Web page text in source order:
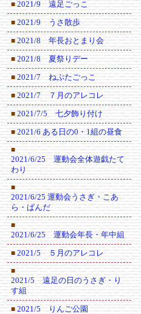
■ 2021/9 遠足ごっこ
■ 2021/9 うさ散歩
■ 2021/8 年長おとまり会
■ 2021/8 夏祭りデー
■ 2021/7 ねぷたごっこ
■ 2021/7 ７月のアレコレ
■ 2021/7/5 七夕飾り付け
■ 2021/6 ある日の0・1組の昼食
■
2021/6/25 運動会全体遊戯たて
わり
■
2021/6/25 運動会うさぎ・こあ
ら・ぱんだ
■
2021/6/25 運動会年長・年中組
■ 2021/5 ５月のアレコレ
■
2021/5 遠足の日のうさぎ・り
す組
■ 2021/5 りんご公園